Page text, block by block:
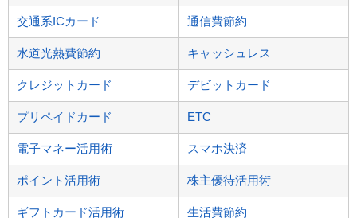
交通系ICカード 通信費節約
水道光熱費節約 キャッシュレス
クレジットカード デビットカード
プリペイドカード ETC
電子マネー活用術 スマホ決済
ポイント活用術 株主優待活用術
ギフトカード活用術 生活費節約